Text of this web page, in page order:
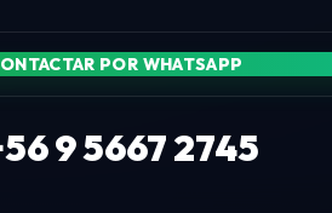
POR WHATSAPP
9 5667 2745